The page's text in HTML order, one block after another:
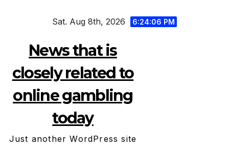
Sat. Aug 8th, 2026 6:24:07 PM
News that is
closely related to
online gambling
today
Just another WordPress site